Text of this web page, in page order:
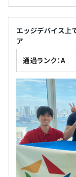
エッジデバイス上
ア
通過ランク：A